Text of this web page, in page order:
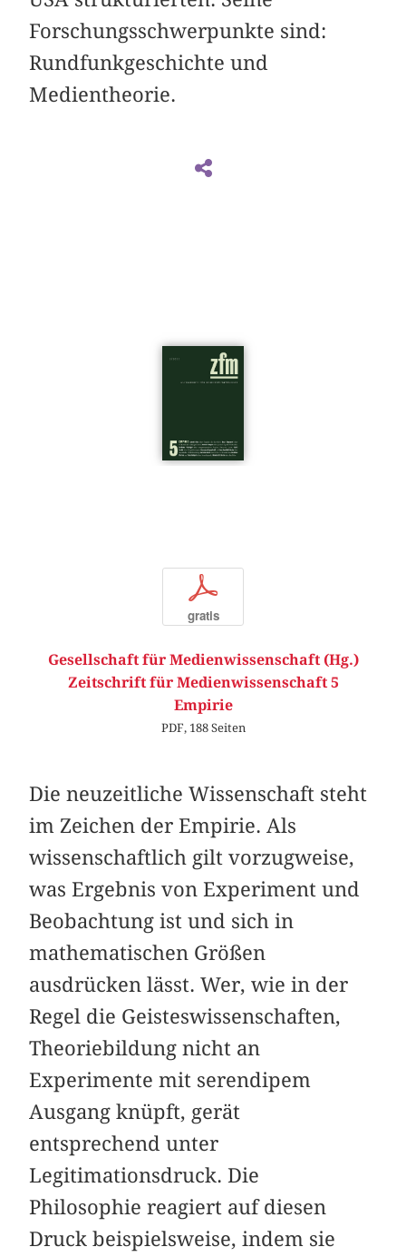
Forschungsschwerpunkte sind:
Rundfunkgeschichte und
Medientheorie.
p
gratis
Gesellschaft für Medienwissenschaft (Hg.)
Zeitschrift für Medienwissenschaft 5
Empirie
PDF, 188 Seiten
Die neuzeitliche Wissenschaft steht
im Zeichen der Empirie. Als
wissenschaftlich gilt vorzugweise,
was Ergebnis von Experiment und
Beobachtung ist und sich in
mathematischen Größen
ausdrücken lässt. Wer, wie in der
Regel die Geisteswissenschaften,
Theoriebildung nicht an
Experimente mit serendipem
Ausgang knüpft, gerät
entsprechend unter
Legitimationsdruck. Die
Philosophie reagiert auf diesen
Druck beispielsweise, indem sie